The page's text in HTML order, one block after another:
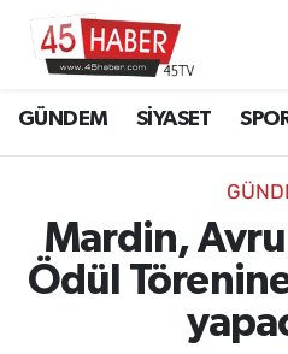
GÜNDEM SİYASET
Mardin,
Ödül
SİYASET
EKONOMİ
Manisa Hava Durumu
Manisa Namaz Vakitleri
Manisa Trafik
Süper Lig Puan